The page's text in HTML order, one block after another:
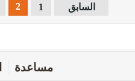
السابق 1
2
مساعدة